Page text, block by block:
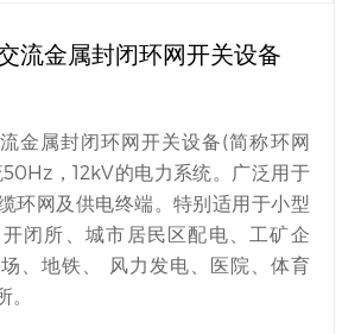
流金属封闭环网开关设备
金属封闭环网开关设备(简称环网
，12kV的电力系统。广泛用于
环网及供电终端。特别适用于小型
闭所、城市居民区配电、工矿企
、地铁、 风力发电、医院、体育